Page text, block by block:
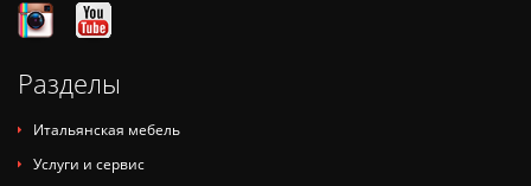
Разделы
Итальянская мебель
Услуги и сервис